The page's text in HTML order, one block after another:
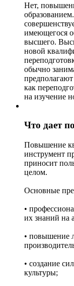
Нет,
имеющегося
высшего.
новой
обычно
как
на изучение
Что дает
Повышение
инструмент
приносит
целом.
Основные
•
их знаний на
• повышение
• создание
культуры;